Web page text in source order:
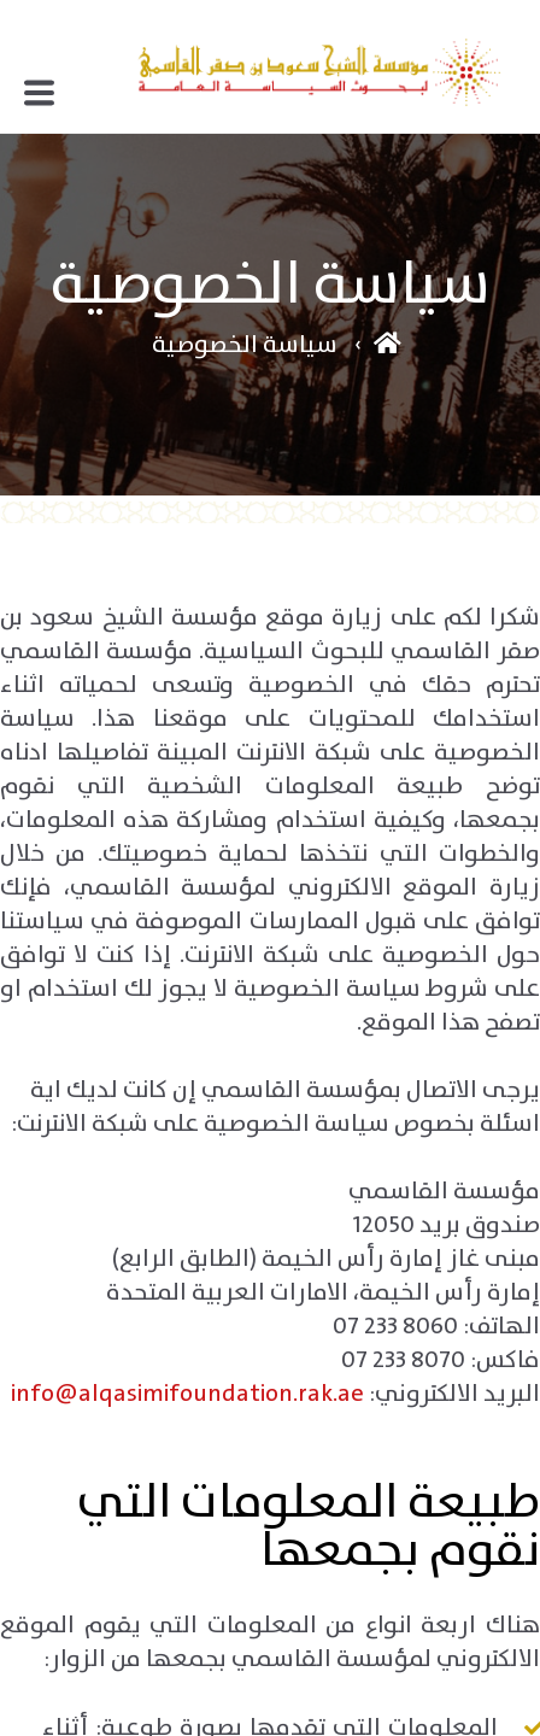
سياسة الخصوصية
سياسة الخصوصية
شكرا لكم على زيارة موقع مؤسسة الشيخ سعود بن
صقر القاسمي للبحوث السياسية. مؤسسة القاسمي
تحترم حقك في الخصوصية وتسعى لحمياته اثناء
استخدامك للمحتويات على موقعنا هذا. سياسة
الخصوصية على شبكة الانترنت المبينة تفاصيلها ادناه
توضح طبيعة المعلومات الشخصية التي نقوم
بجمعها، وكيفية استخدام ومشاركة هذه المعلومات،
والخطوات التي نتخذها لحماية خصوصيتك. من خلال
زيارة الموقع الالكتروني لمؤسسة القاسمي، فإنك
توافق على قبول الممارسات الموصوفة في سياستنا
حول الخصوصية على شبكة الانترنت. إذا كنت لا توافق
على شروط سياسة الخصوصية لا يجوز لك استخدام او
تصفح هذا الموقع.
يرجى الاتصال بمؤسسة القاسمي إن كانت لديك اية
اسئلة بخصوص سياسة الخصوصية على شبكة الانترنت:
مؤسسة القاسمي
صندوق بريد 12050
مبنى غاز إمارة رأس الخيمة (الطابق الرابع)
إمارة رأس الخيمة، الامارات العربية المتحدة
الهاتف: 8060 233 07
فاكس: 8070 233 07
البريد الالكتروني: info@alqasimifoundation.rak.ae
طبيعة المعلومات التي
نقوم بجمعها
هناك اربعة انواع من المعلومات التي يقوم الموقع
الالكتروني لمؤسسة القاسمي بجمعها من الزوار:
المعلومات التي تقدمها بصورة طوعية: أثناء